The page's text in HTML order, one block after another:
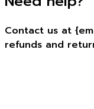
Contact us at
refunds and